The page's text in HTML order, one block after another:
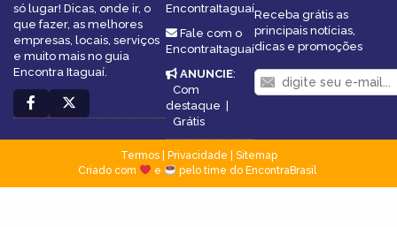
só lugar! Dicas, onde ir, o
que fazer, as melhores
empresas, locais, serviços
e muito mais no guia
Encontra Itaguaí.
EncontraItaguaí
Fale com o
EncontraItaguaí
ANUNCIE:
Com
destaque |
Grátis
Receba grátis as
principais notícias,
dicas e promoções
Termos| Privacidade
Sitemap
Criado com
e pelo time do EncontraBrasil